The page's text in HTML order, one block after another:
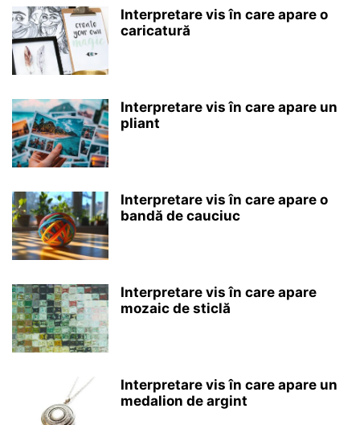
Interpretare vis în care apare o
caricatură
Interpretare vis în care apare un
pliant
Interpretare vis în care apare o
bandă de cauciuc
Interpretare vis în care apare
mozaic de sticlă
Interpretare vis în care apare un
medalion de argint